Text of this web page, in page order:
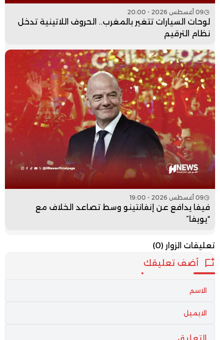
09 أغسطس 2026 - 20:00
لوحات السيارات تتغير بالمغرب.. الحروف اللاتينية تدخل
نظام الترقيم
09 أغسطس 2026 - 19:00
فيفا يدافع عن إنفانتينو وسط تصاعد الخلاف مع
“يويفا”
تعليقات الزوار (0)
أضف تعليقك